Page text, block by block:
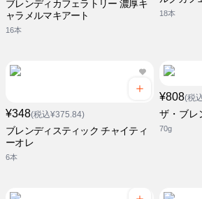
ブレンディカフェラトリー 濃厚キ
ャラメルマキアート
16本
18本
¥348(税込¥375.84)
ブレンディスティック チャイティ
ーオレ
6本
¥808(税
ザ・ブレ
70g